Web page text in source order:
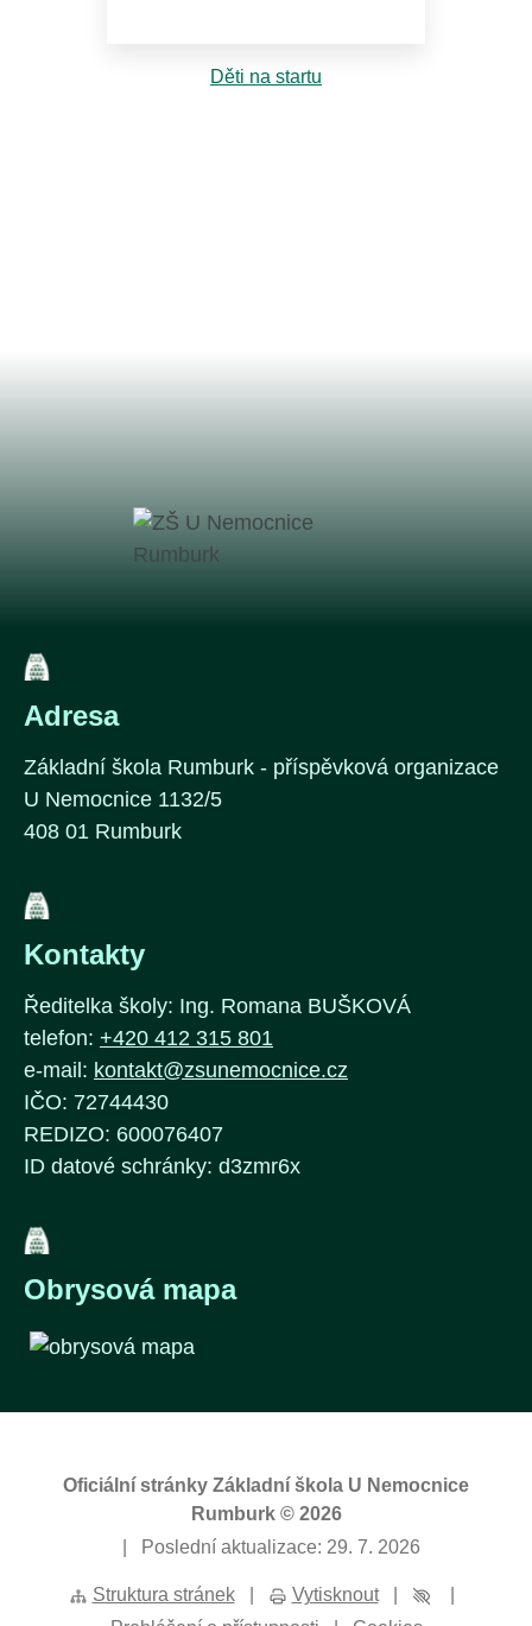
Děti na startu
Adresa
Základní škola Rumburk - příspěvková organizace
U Nemocnice 1132/5
408 01 Rumburk
Kontakty
Ředitelka školy: Ing. Romana BUŠKOVÁ
telefon: +420 412 315 801
e-mail: kontakt@zsunemocnice.cz
IČO: 72744430
REDIZO: 600076407
ID datové schránky: d3zmr6x
Obrysová mapa
Oficiální stránky Základní škola U Nemocnice
Rumburk © 2026
Poslední aktualizace: 29. 7. 2026
Struktura stránek Vytisknout